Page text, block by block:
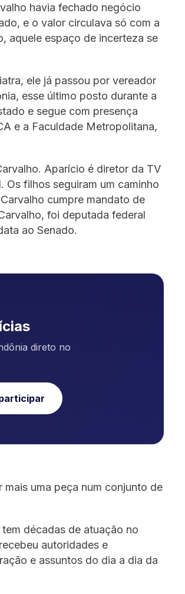
havia fechado negócio
e o valor circulava só com a
aquele espaço de incerteza se
ele já passou por vereador
esse último posto durante a
e segue com presença
e a Faculdade Metropolitana,
Aparício é diretor da TV
Os filhos seguiram um caminho
cumpre mandato de
foi deputada federal
ao Senado.
direto no
uma peça num conjunto de
décadas de atuação no
autoridades e
e assuntos do dia a dia da